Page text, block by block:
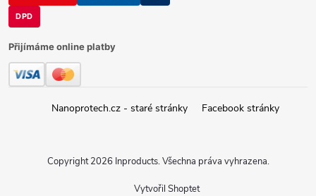
DPD
Přijímáme online platby
Nanoprotech.cz - staré stránky Facebook stránky
Vytvořil Shoptet
Copyright 2026 Inproducts. Všechna práva vyhrazena.